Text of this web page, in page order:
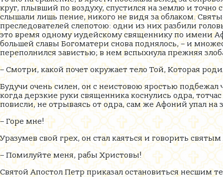
круг, плывший по воздуху, спустился на землю и
слышали лишь пение, никого не видя за облаком.
преследователей слепотою: одни из них разбили
это время одному иудейскому священнику по имени
большей славы Богоматери снова поднялось, – и
переполнился завистью; в нем вспыхнула прежняя
– Смотри, какой почет окружает тело Той, Которая
Будучи очень силен, он с неистовою яростью
когда дерзкие руки священника коснулись одра,
повисли, не отрываясь от одра, сам же Афоний упал на
– Горе мне!
Уразумев свой грех, он стал каяться и говорить
– Помилуйте меня, рабы Христовы!
Святой Апостол Петр приказал остановиться несшим